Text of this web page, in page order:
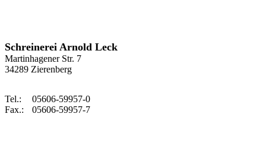
Schreinerei Arnold Leck
Martinhagener Str. 7
34289 Zierenberg
Tel.:
Fax.:
05606-59957-0
05606-59957-7